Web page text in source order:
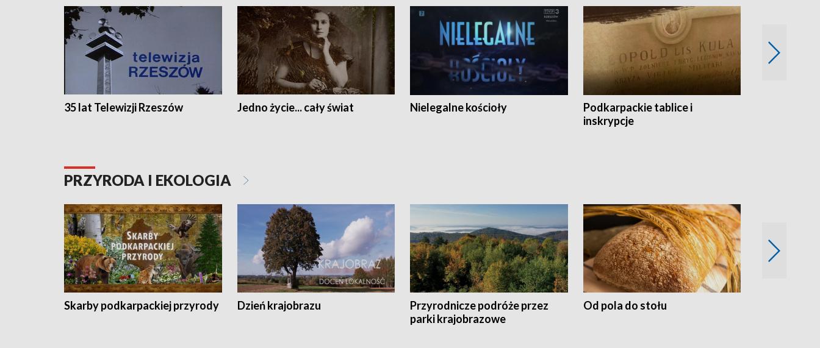
35 lat Telewizji Rzeszów Jedno życie... cały świat Nielegalne kościoły
Podkarpackie tablice i
inskrypcje
PRZYRODA I EKOLOGIA
Skarby podkarpackiej przyrody Dzień krajobrazu
Przyrodnicze podróże przez
parki krajobrazowe
Od pola do stołu